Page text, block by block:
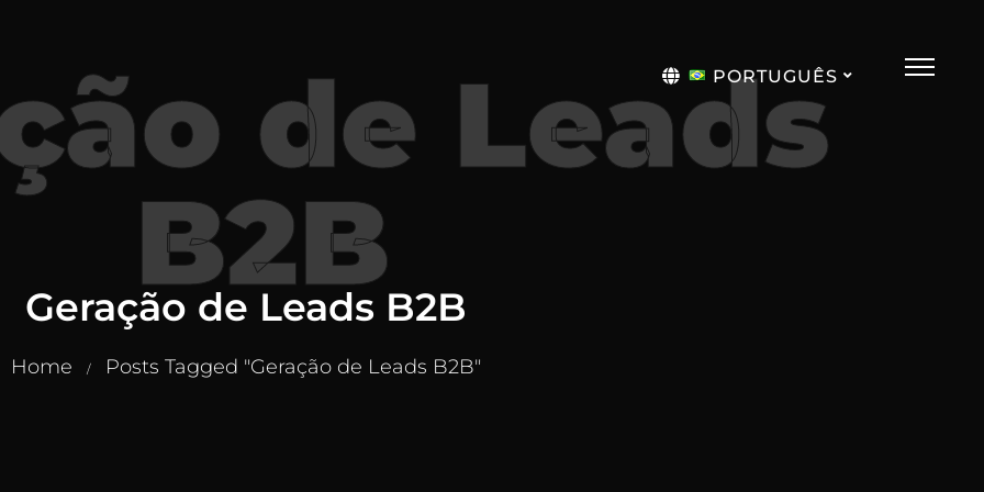
PORTUGUÊS
English
de Leads
B2B
Geração de Leads B2B
Home / Posts Tagged "Geração de Leads B2B"